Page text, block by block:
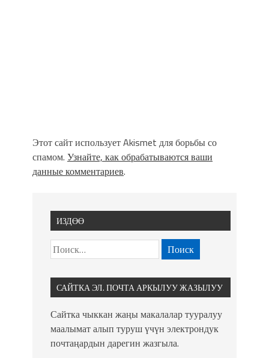
Этот сайт использует Akismet для борьбы со
спамом. Узнайте, как обрабатываются ваши
данные комментариев.
ИЗДӨӨ
САЙТКА ЭЛ. ПОЧТА АРКЫЛУУ ЖАЗЫЛУУ
Сайтка чыккан жаңы макалалар тууралуу
маалымат алып туруш үчүн электрондук
почтаңардын дарегин жазгыла.